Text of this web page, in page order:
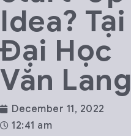
Idea? Tại
Đại Học
Văn Lang
December 11, 2022
12:41 am